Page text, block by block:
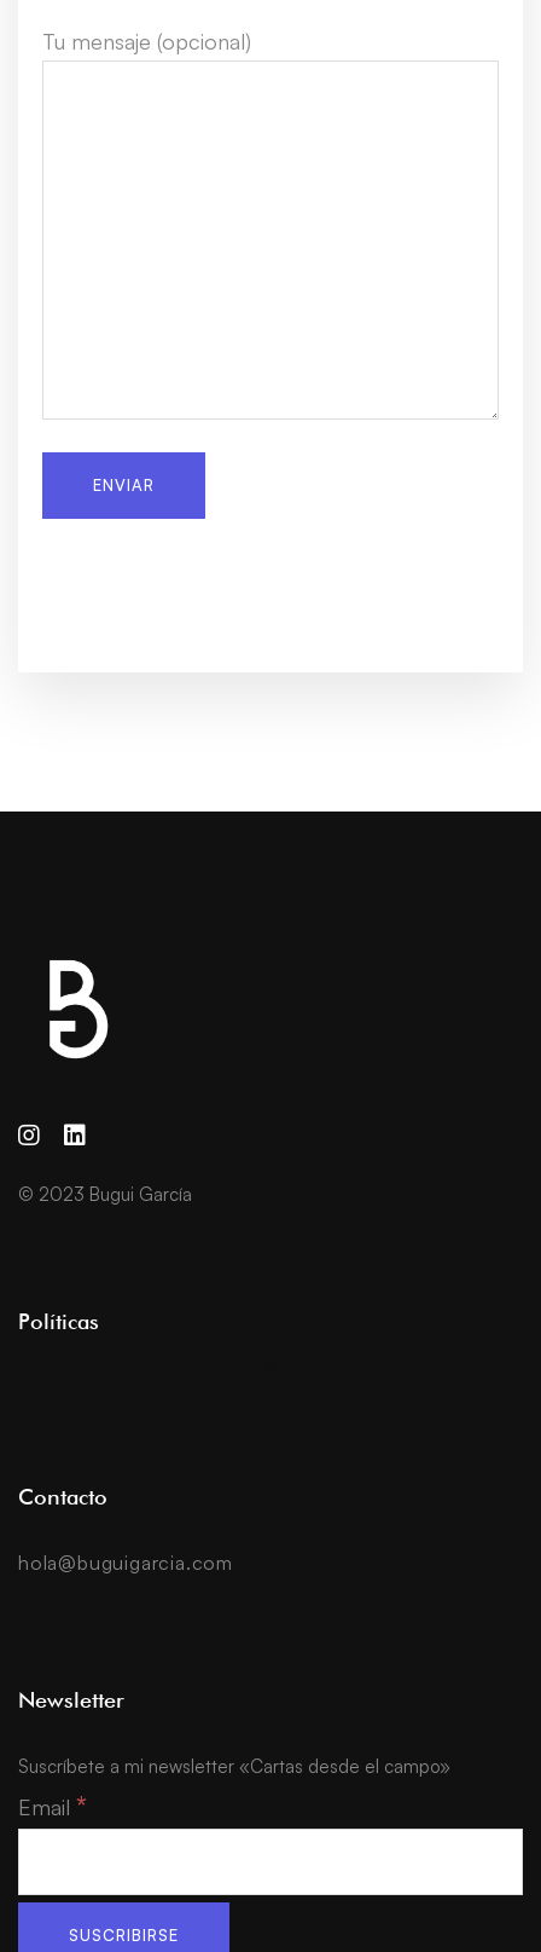
Tu mensaje (opcional)
© 2023 Bugui García
Políticas
Contacto
hola@buguigarcia.com
Newsletter
Suscríbete a mi newsletter «Cartas desde el campo»
Email *